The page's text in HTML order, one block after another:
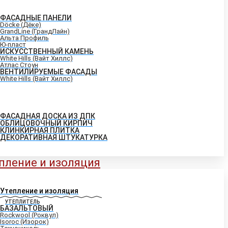
ФАСАДНЫЕ ПАНЕЛИ
Döcke (Дёке)
GrandLine (ГрандЛайн)
Альта Профиль
Ю-пласт
ИСКУССТВЕННЫЙ КАМЕНЬ
White Hills (Вайт Хиллс)
Атлас Стоун
ВЕНТИЛИРУЕМЫЕ ФАСАДЫ
White Hills (Вайт Хиллс)
ФАСАДНАЯ ДОСКА ИЗ ДПК
ОБЛИЦОВОЧНЫЙ КИРПИЧ
КЛИНКИРНАЯ ПЛИТКА
ДЕКОРАТИВНАЯ ШТУКАТУРКА
и изоляция
Утепление и изоляция
УТЕПЛИТЕЛЬ
БАЗАЛЬТОВЫЙ
Rockwool (Роквул)
Isoroc (Изорок)